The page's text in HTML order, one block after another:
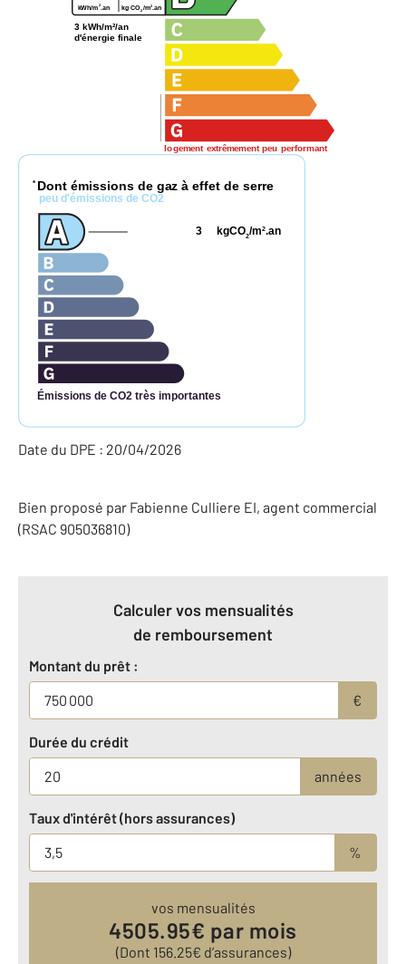
logement extrêmement peu performant
kWh/m 2.an kg CO2/m2.an
3 kWh/m²/an
d'énergie finale
* Dont émissions de gaz à effet de serre
peu d'émissions de CO2
Émissions de CO2 très importantes
kgCO2/m2.an
3
Date du DPE : 20/04/2026
Bien proposé par Fabienne Culliere EI, agent commercial
(RSAC 905036810)
Calculer vos mensualités
de remboursement
Montant du prêt :
€
Durée du crédit
années
Taux d'intérêt (hors assurances)
%
vos mensualités
4505.95€ par mois
(Dont 156.25€ d’assurances)